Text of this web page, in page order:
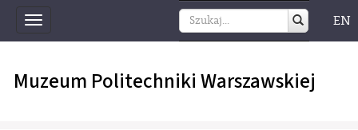
Toggle
navigation
EN
Muzeum Politechniki Warszawskiej